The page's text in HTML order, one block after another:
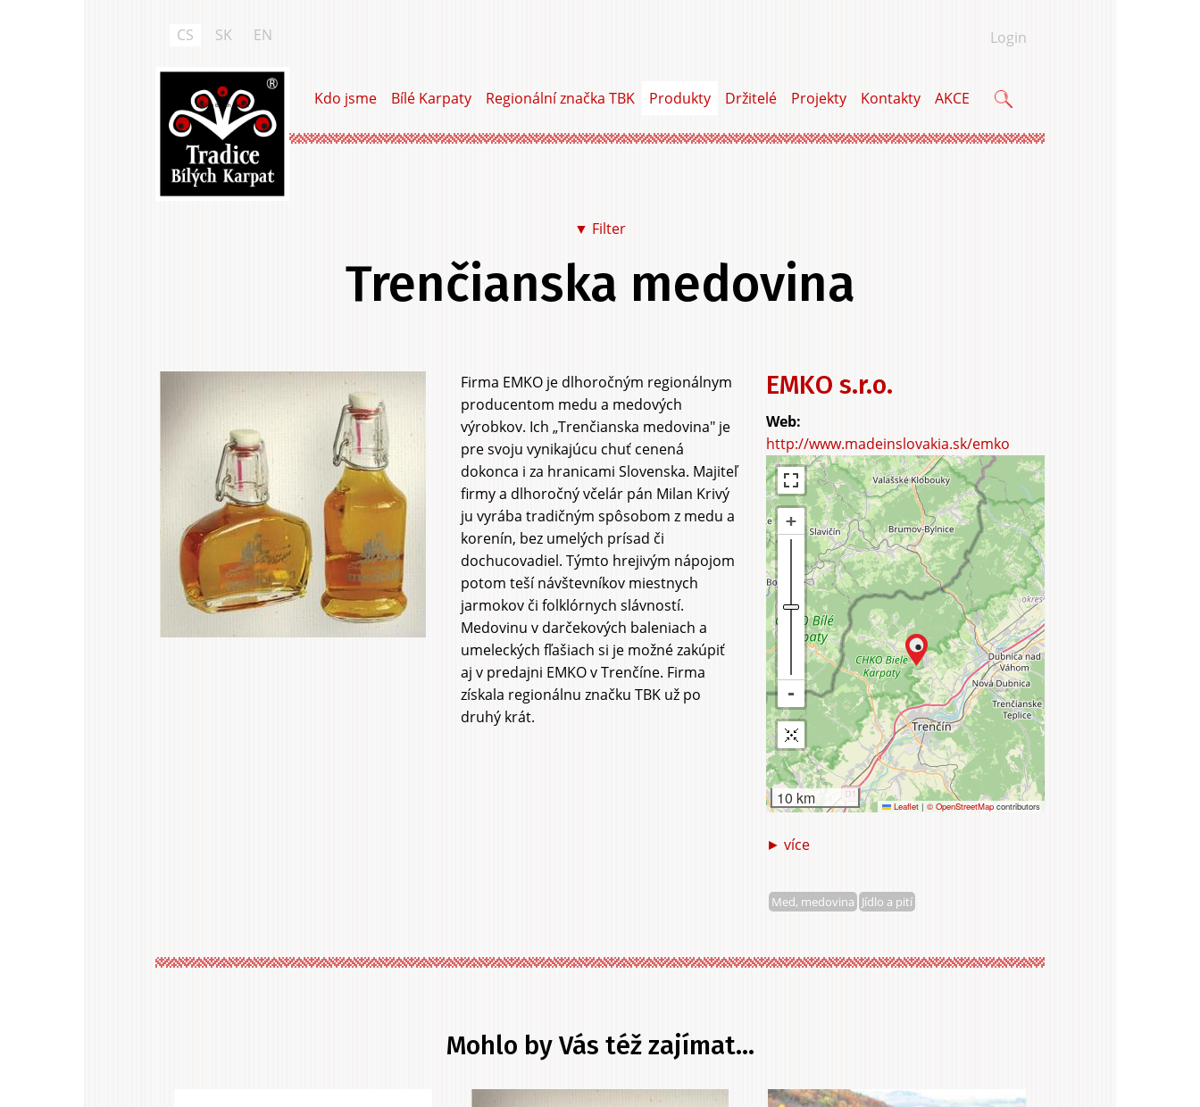
Tradice Bílých Karpat
Login
Kdo jsme Bílé Karpaty Regionální značka TBK Produkty Držitelé Projekty Kontakty AKCE
CS SK EN
▼ Filter
Jídlo a pitíNa sebeDo domu a bytu
Do zahrady
a sadu
SlužbyZážitky
a agroturistika
Trenčianska medovina
Hlavní
záložky
Firma EMKO je dlhoročným regionálnym
producentom medu a medových
výrobkov. Ich „Trenčianska medovina" je
pre svoju vynikajúcu chuť cenená
dokonca i za hranicami Slovenska. Majiteľ
firmy a dlhoročný včelár pán Milan Krivý
ju vyrába tradičným spôsobom z medu a
korenín, bez umelých prísad či
dochucovadiel. Týmto hrejivým nápojom
potom teší návštevníkov miestnych
jarmokov či folklórnych slávností.
Medovinu v darčekových baleniach a
umeleckých fľašiach si je možné zakúpiť
aj v predajni EMKO v Trenčíne. Firma
získala regionálnu značku TBK už po
druhý krát.
EMKO s.r.o.
http://www.madeinslovakia.sk/emko
10 km Leaflet | © OpenStreetMap contributors
► více
Med, medovina Jídlo a pití
Mohlo by Vás též zajímat...